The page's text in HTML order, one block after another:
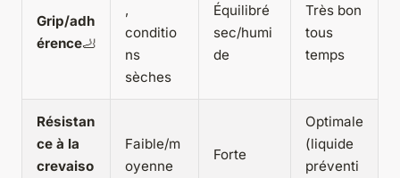
Grip/adh
érence🦶
,
conditio
ns
sèches
Équilibré
sec/humi
de
Très bon
tous
temps
Résistan
ce à la
crevaiso
Faible/m
oyenne
Forte
Optimale
(liquide
préventi